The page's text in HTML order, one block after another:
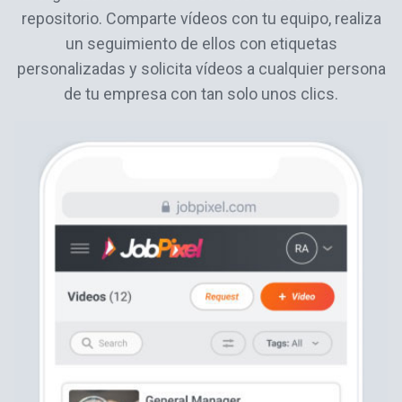
repositorio. Comparte vídeos con tu equipo, realiza
un seguimiento de ellos con etiquetas
personalizadas y solicita vídeos a cualquier persona
de tu empresa con tan solo unos clics.